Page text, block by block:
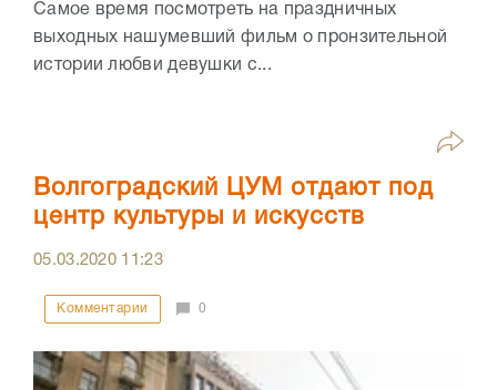
Самое время посмотреть на праздничных
выходных нашумевший фильм о пронзительной
истории любви девушки с...
Волгоградский ЦУМ отдают под
центр культуры и искусств
05.03.2020 11:23
Комментарии 0